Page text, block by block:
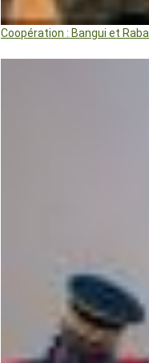
Coopération : Bangui et